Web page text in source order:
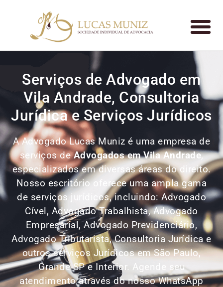
Serviços de Advogado em
Vila Andrade, Consultoria
Jurídica e Serviços Jurídicos
A Advogado Lucas Muniz é uma empresa de
serviços deAdvogadosem Vila Andrade,
especializados em diversas áreas do direito.
Nosso escritório oferece uma ampla gama
de serviços jurídicos, incluindo: Advogado
Cível, Advogado Trabalhista, Advogado
Empresarial, Advogado Previdenciário,
Advogado Tributarista, Consultoria Jurídica e
outros serviços Jurídicos em São Paulo,
Grande SP e Interior. Agende seu
atendimento através do nosso WhatsApp